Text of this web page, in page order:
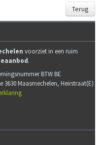
Terug
voorziet in een ruim
.
BTW BE
3630 Maasmechelen, Heirstraat(E)